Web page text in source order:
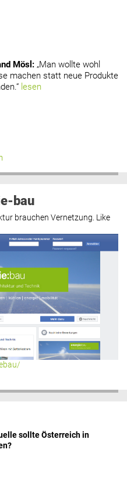
Mösl : „Man wollte wohl
machen statt neue Produkte
lesen
bau
brauchen Vernetzung. Like
sollte Österreich in